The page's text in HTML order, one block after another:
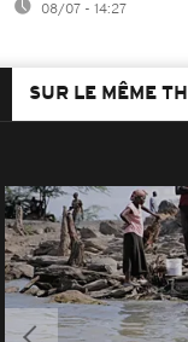
08/07 - 14:27
SUR LE MÊME